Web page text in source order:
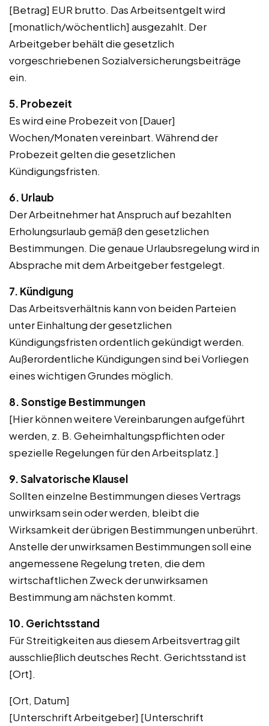
[Betrag] EUR brutto. Das Arbeitsentgelt wird
[monatlich/wöchentlich] ausgezahlt. Der
Arbeitgeber behält die gesetzlich
vorgeschriebenen Sozialversicherungsbeiträge
ein.
5. Probezeit
Es wird eine Probezeit von [Dauer]
Wochen/Monaten vereinbart. Während der
Probezeit gelten die gesetzlichen
Kündigungsfristen.
6. Urlaub
Der Arbeitnehmer hat Anspruch auf bezahlten
Erholungsurlaub gemäß den gesetzlichen
Bestimmungen. Die genaue Urlaubsregelung wird in
Absprache mit dem Arbeitgeber festgelegt.
7. Kündigung
Das Arbeitsverhältnis kann von beiden Parteien
unter Einhaltung der gesetzlichen
Kündigungsfristen ordentlich gekündigt werden.
Außerordentliche Kündigungen sind bei Vorliegen
eines wichtigen Grundes möglich.
8. Sonstige Bestimmungen
[Hier können weitere Vereinbarungen aufgeführt
werden, z. B. Geheimhaltungspflichten oder
spezielle Regelungen für den Arbeitsplatz.]
9. Salvatorische Klausel
Sollten einzelne Bestimmungen dieses Vertrags
unwirksam sein oder werden, bleibt die
Wirksamkeit der übrigen Bestimmungen unberührt.
Anstelle der unwirksamen Bestimmungen soll eine
angemessene Regelung treten, die dem
wirtschaftlichen Zweck der unwirksamen
Bestimmung am nächsten kommt.
10. Gerichtsstand
Für Streitigkeiten aus diesem Arbeitsvertrag gilt
ausschließlich deutsches Recht. Gerichtsstand ist
[Ort].
[Ort, Datum]
[Unterschrift Arbeitgeber] [Unterschrift